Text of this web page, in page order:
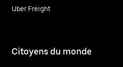
Uber Freight
Citoyens du monde